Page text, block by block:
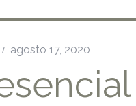
agosto 17, 2020